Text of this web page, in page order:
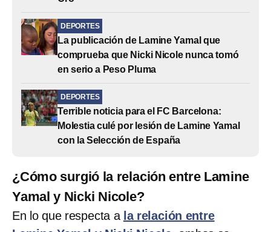
DEPORTES
La publicación de Lamine Yamal que
comprueba que Nicki Nicole nunca tomó
en serio a Peso Pluma
DEPORTES
Terrible noticia para el FC Barcelona:
Molestia culé por lesión de Lamine Yamal
con la Selección de España
¿Cómo surgió la relación entre Lamine
Yamal y Nicki Nicole?
En lo que respecta a la relación entre